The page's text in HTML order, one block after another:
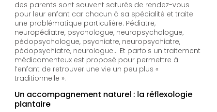
des parents sont souvent saturés de rendez-vous
pour leur enfant car chacun à sa spécialité et traite
une problématique particulière. Pédiatre,
neuropédiatre, psychologue, neuropsychologue,
pédopsychologue, psychiatre, neuropsychiatre,
pédopsychiatre, neurologue… Et parfois un traitement
médicamenteux est proposé pour permettre à
l’enfant de retrouver une vie un peu plus «
traditionnelle ».
Un accompagnement naturel : la réflexologie
plantaire